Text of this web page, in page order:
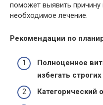
поможет выявить
необходимое лечение.
Рекомендации по
Полноценное
избегать
Категорический